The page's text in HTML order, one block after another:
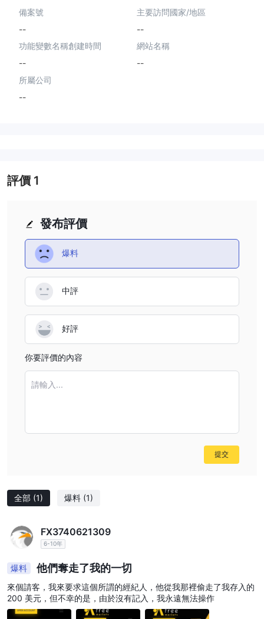
備案號
--
主要訪問國家/地區
--
功能變數名稱創建時間
--
網站名稱
--
所屬公司
--
全部 (1) 爆料 (1)
FX3740621309
6-10年
爆料 他們奪走了我的一切
來個請客，我來要求這個所謂的經紀人，他從我那裡偷走了我存入的
200 美元，但不幸的是，由於沒有記入，我永遠無法操作
發布評價
爆料
中評
好評
你要評價的內容
請輸入...
提交
評價 1